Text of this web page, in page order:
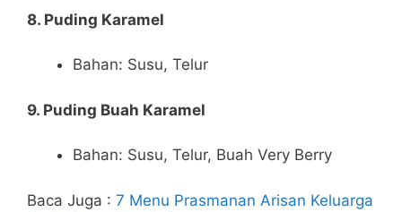
8. Puding Karamel
Bahan: Susu, Telur
9. Puding Buah Karamel
Bahan: Susu, Telur, Buah Very Berry
Baca Juga : 7 Menu Prasmanan Arisan Keluarga